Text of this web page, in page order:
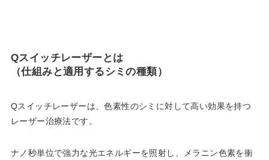
Qスイッチレーザーとは
（仕組みと適用するシミの種類）
Qスイッチレーザーは、色素性のシミに対して高い効果を持つ
レーザー治療法です。
ナノ秒単位で強力な光エネルギーを照射し、メラニン色素を衝